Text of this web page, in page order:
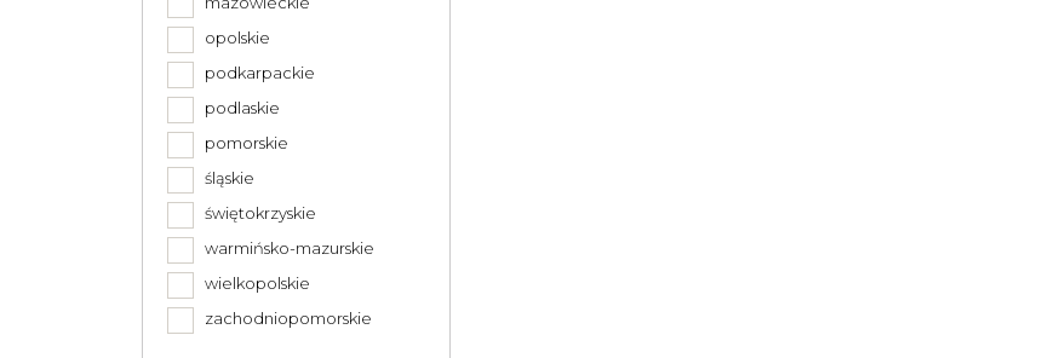
opolskie
podkarpackie
podlaskie
pomorskie
śląskie
świętokrzyskie
warmińsko-mazurskie
wielkopolskie
zachodniopomorskie